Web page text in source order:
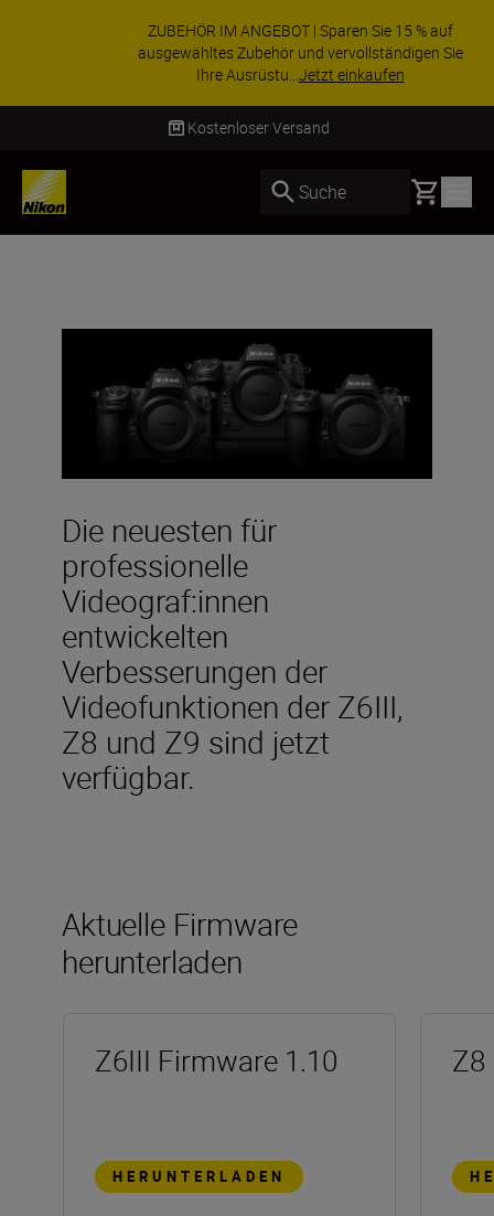
ZUBEHÖR IM ANGEBOT | Sparen Sie 15 % auf
ausgewähltes Zubehör und vervollständigen Sie
Ihre Ausrüstu...Jetzt einkaufen
Lieferung innerhalb von 4–6 Werktagen
Suche Basket
Die neuesten für
professionelle
Videograf:innen
entwickelten
Verbesserungen der
Videofunktionen der Z6III,
Z8 und Z9 sind jetzt
verfügbar.
Aktuelle Firmware
herunterladen
Z6III Firmware 1.10
HERUNTERLADEN
Z8